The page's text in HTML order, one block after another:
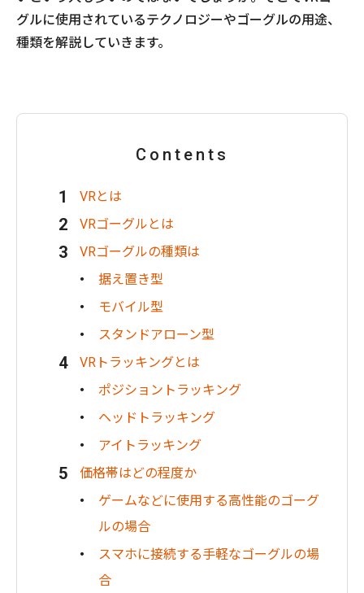
グルに使用されているテクノロジーやゴーグルの用途、
種類を解説していきます。
Contents
VRとは
VRゴーグルとは
VRゴーグルの種類は
据え置き型
モバイル型
スタンドアローン型
VRトラッキングとは
ポジショントラッキング
ヘッドトラッキング
アイトラッキング
価格帯はどの程度か
ゲームなどに使用する高性能のゴーグ
ルの場合
スマホに接続する手軽なゴーグルの場
合